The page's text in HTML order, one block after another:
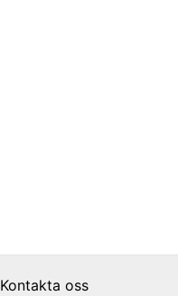
Kontakta oss